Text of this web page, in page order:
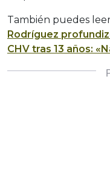
También puedes
Rodríguez
CHV tras 13 años: